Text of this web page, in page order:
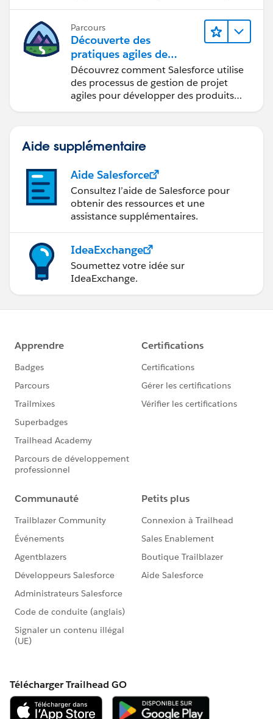
Parcours
Découverte des
pratiques agiles de
Salesforce
Découvrez comment Salesforce utilise
des processus de gestion de projet
agiles pour développer des produits
Aide supplémentaire
Aide Salesforce
Consultez l’aide de Salesforce pour
obtenir des ressources et une
assistance supplémentaires.
IdeaExchange
Soumettez votre idée sur
IdeaExchange.